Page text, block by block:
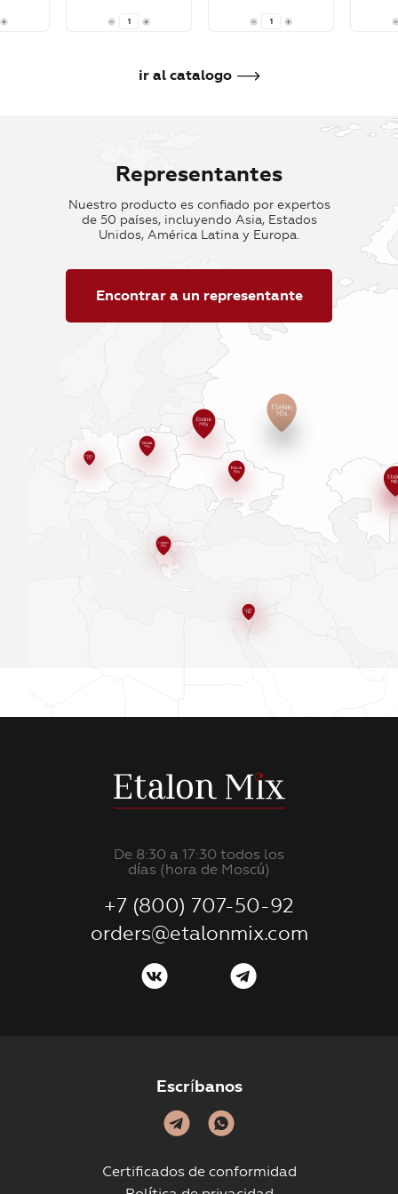
ir al catalogo
Representantes
Nuestro producto es confiado por expertos
de 50 países, incluyendo Asia, Estados
Unidos, América Latina y Europa.
Encontrar a un representante
De 8:30 a 17:30 todos los
días (hora de Moscú)
+7 (800) 707-50-92
orders@etalonmix.com
Escríbanos
Certificados de conformidad